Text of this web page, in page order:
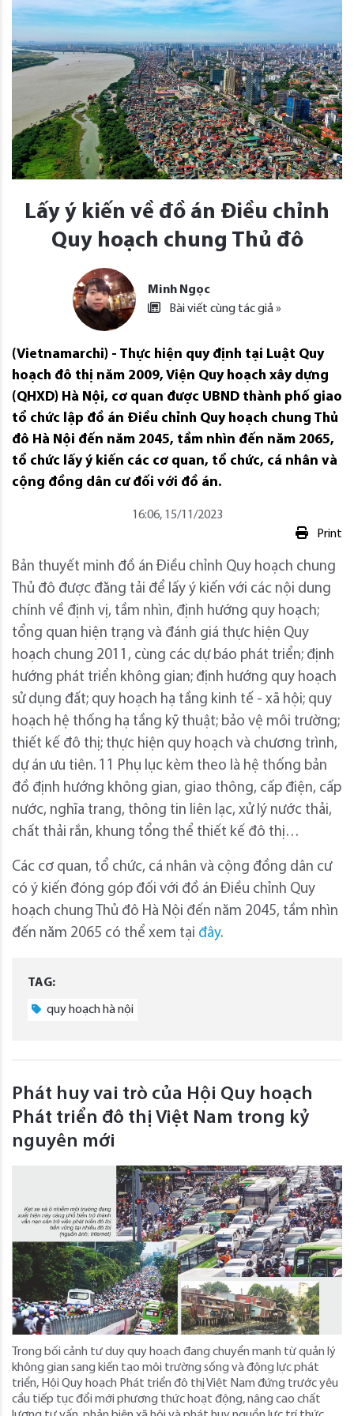
Lấy ý kiến về đồ án Điều chỉnh
Quy hoạch chung Thủ đô
Minh Ngọc
Bài viết cùng tác giả »
(Vietnamarchi) - Thực hiện quy định tại Luật Quy
hoạch đô thị năm 2009, Viện Quy hoạch xây dựng
(QHXD) Hà Nội, cơ quan được UBND thành phố giao
tổ chức lập đồ án Điều chỉnh Quy hoạch chung Thủ
đô Hà Nội đến năm 2045, tầm nhìn đến năm 2065,
tổ chức lấy ý kiến các cơ quan, tổ chức, cá nhân và
cộng đồng dân cư đối với đồ án.
16:06, 15/11/2023
Print
Bản thuyết minh đồ án Điều chỉnh Quy hoạch chung
Thủ đô được đăng tải để lấy ý kiến với các nội dung
chính về định vị, tầm nhìn, định hướng quy hoạch;
tổng quan hiện trạng và đánh giá thực hiện Quy
hoạch chung 2011, cùng các dự báo phát triển; định
hướng phát triển không gian; định hướng quy hoạch
sử dụng đất; quy hoạch hạ tầng kinh tế - xã hội; quy
hoạch hệ thống hạ tầng kỹ thuật; bảo vệ môi trường;
thiết kế đô thị; thực hiện quy hoạch và chương trình,
dự án ưu tiên. 11 Phụ lục kèm theo là hệ thống bản
đồ định hướng không gian, giao thông, cấp điện, cấp
nước, nghĩa trang, thông tin liên lạc, xử lý nước thải,
chất thải rắn, khung tổng thể thiết kế đô thị…
Các cơ quan, tổ chức, cá nhân và cộng đồng dân cư
có ý kiến đóng góp đối với đồ án Điều chỉnh Quy
hoạch chung Thủ đô Hà Nội đến năm 2045, tầm nhìn
đến năm 2065 có thể xem tại đây.
TAG:
quy hoạch hà nội
Phát huy vai trò của Hội Quy hoạch
Phát triển đô thị Việt Nam trong kỷ
nguyên mới
Trong bối cảnh tư duy quy hoạch đang chuyển mạnh từ quản lý
không gian sang kiến tạo môi trường sống và động lực phát
triển, Hội Quy hoạch Phát triển đô thị Việt Nam đứng trước yêu
cầu tiếp tục đổi mới phương thức hoạt động, nâng cao chất